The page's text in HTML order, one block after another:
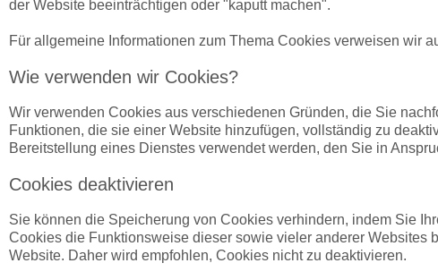
der Website beeinträchtigen oder "kaputt machen".
Für allgemeine Informationen zum Thema Cookies verweisen wir
Wie verwenden wir Cookies?
Wir verwenden Cookies aus verschiedenen Gründen, die Sie
Funktionen, die sie einer Website hinzufügen, vollständig zu
Bereitstellung eines Dienstes verwendet werden, den Sie in
Cookies deaktivieren
Sie können die Speicherung von Cookies verhindern, indem Sie
Cookies die Funktionsweise dieser sowie vieler anderer Websites
Website. Daher wird empfohlen, Cookies nicht zu deaktivieren.